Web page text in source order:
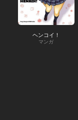
ヘンコイ！
マンガ